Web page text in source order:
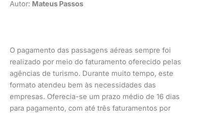
Autor: Mateus Passos
O pagamento das passagens aéreas sempre foi
realizado por meio do faturamento oferecido pelas
agências de turismo. Durante muito tempo, este
formato atendeu bem às necessidades das
empresas. Oferecia-se um prazo médio de 16 dias
para pagamento, com até três faturamentos por